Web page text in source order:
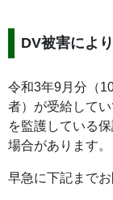
DV被害によ
令和3年9月分（
者）が受給して
を監護している
場合があります。
早急に下記までお